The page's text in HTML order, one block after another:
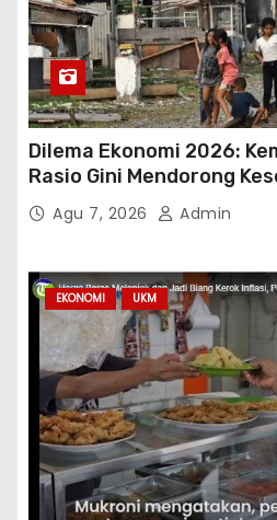
Dilema Ekonomi 2026:
Rasio Gini Mendorong
Agu 7, 2026 Admin
EKONOMI UKM